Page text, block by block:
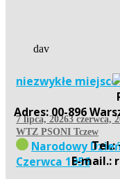
dav
niezwykłe
7 lipca, 20263 czerwca,
WTZ PSONI Tczew
Narodowy
Czerwca 1956
Adres: 00-896
Tel.:
E-mail.: